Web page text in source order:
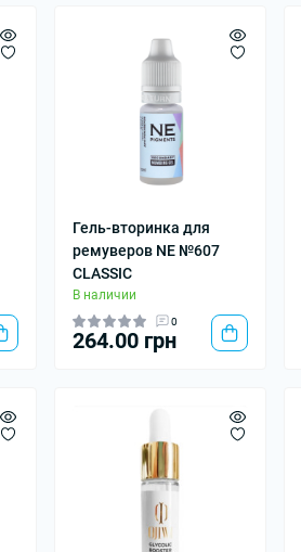
Гель-вторинка для
ремуверов NE №607
CLASSIC
В наличии
0
264.00 грн